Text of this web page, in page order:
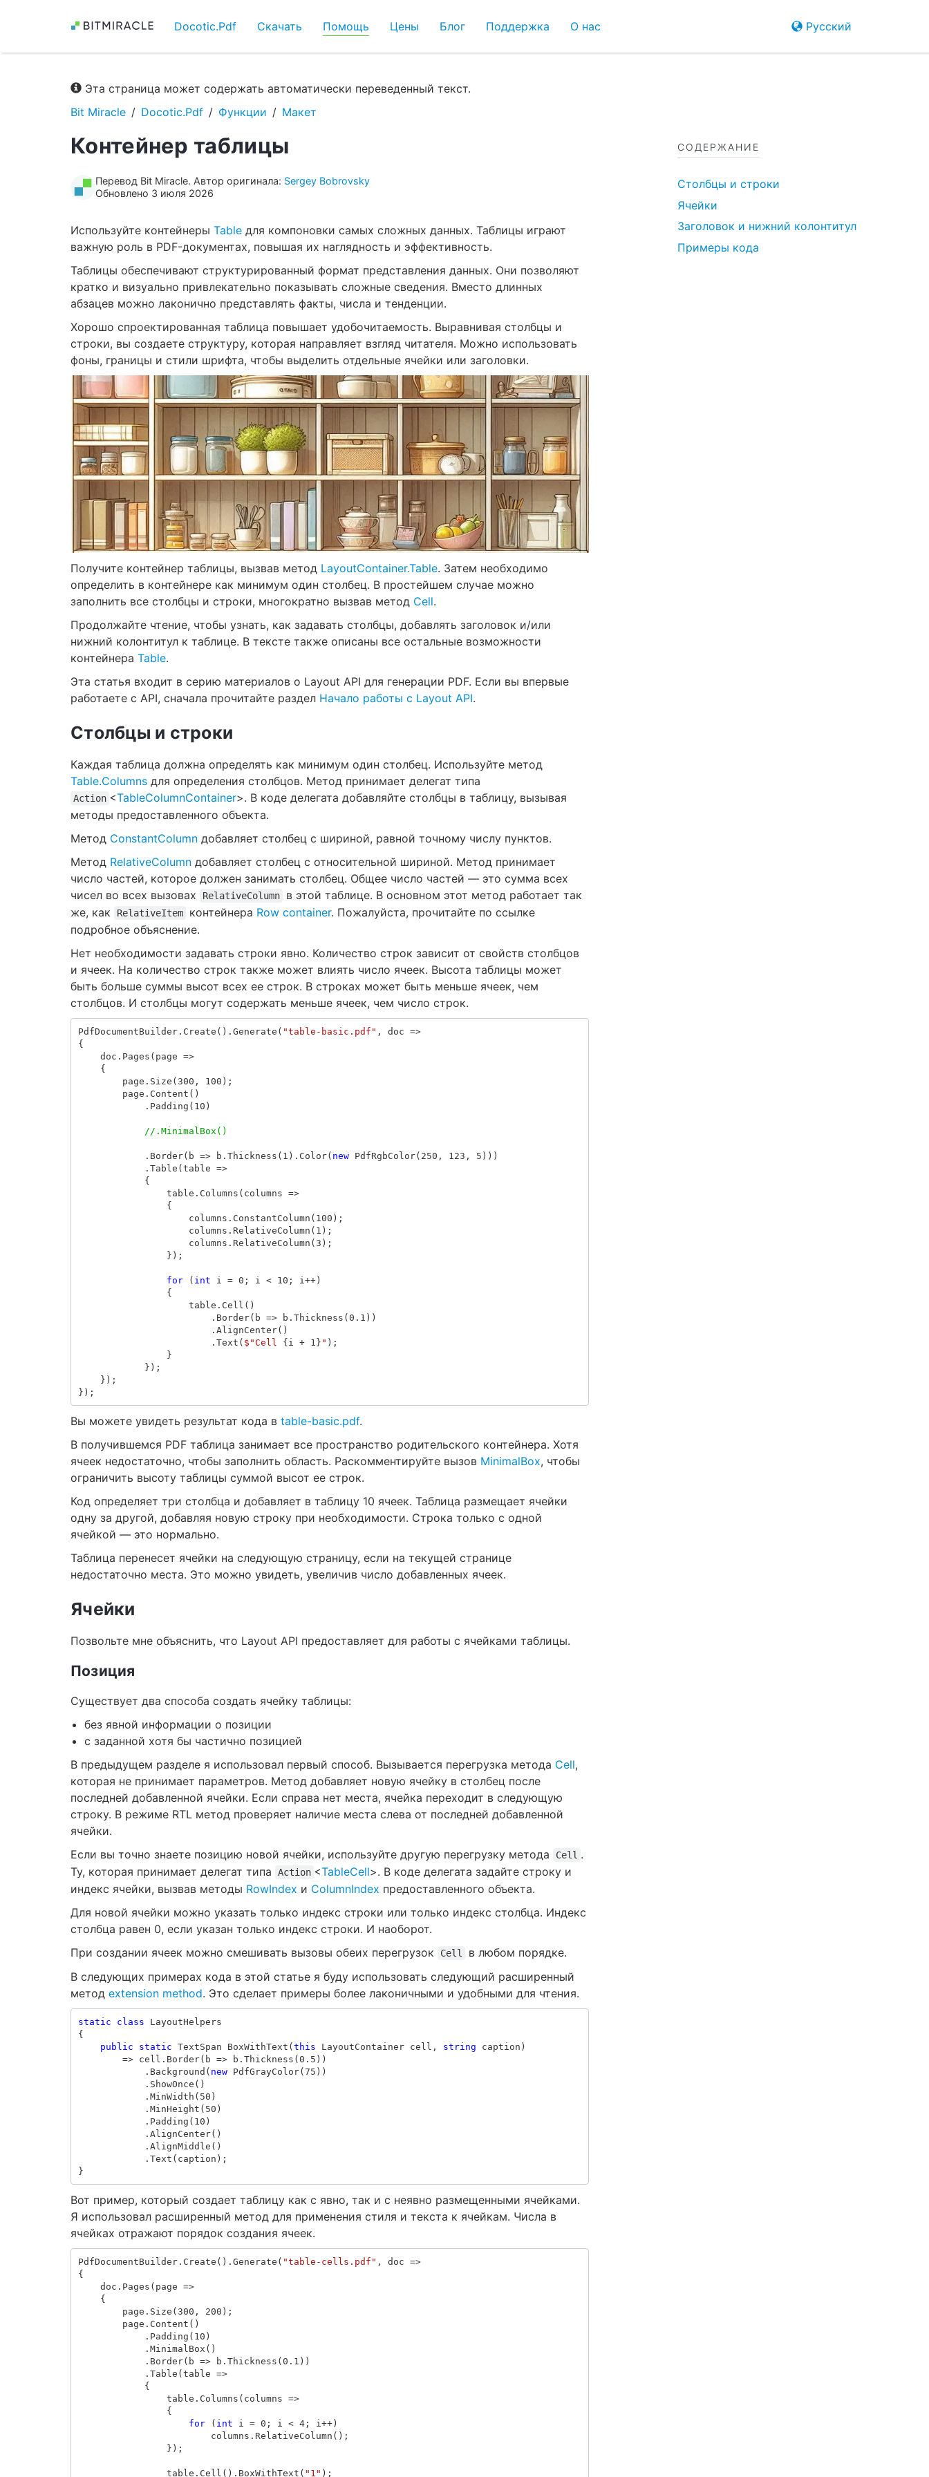
Русский
Docotic.Pdf Скачать Помощь Цены Блог Поддержка О нас
Эта страница может содержать автоматически переведенный текст.
Bit Miracle
Docotic.Pdf Функции Макет
Контейнер таблицы
Перевод Bit Miracle. Автор оригинала: Sergey Bobrovsky
Обновлено 3 июля 2026
Используйте контейнеры Table для компоновки самых сложных данных. Таблицы играют
важную роль в PDF-документах, повышая их наглядность и эффективность.
Таблицы обеспечивают структурированный формат представления данных. Они позволяют
кратко и визуально привлекательно показывать сложные сведения. Вместо длинных
абзацев можно лаконично представлять факты, числа и тенденции.
Хорошо спроектированная таблица повышает удобочитаемость. Выравнивая столбцы и
строки, вы создаете структуру, которая направляет взгляд читателя. Можно использовать
фоны, границы и стили шрифта, чтобы выделить отдельные ячейки или заголовки.
Получите контейнер таблицы, вызвав метод LayoutContainer.Table. Затем необходимо
определить в контейнере как минимум один столбец. В простейшем случае можно
заполнить все столбцы и строки, многократно вызвав метод Cell.
Продолжайте чтение, чтобы узнать, как задавать столбцы, добавлять заголовок и/или
нижний колонтитул к таблице. В тексте также описаны все остальные возможности
контейнера Table.
Эта статья входит в серию материалов о Layout API для генерации PDF. Если вы впервые
работаете с API, сначала прочитайте раздел Начало работы с Layout API.
Столбцы и строки
Каждая таблица должна определять как минимум один столбец. Используйте метод
Table.Columns для определения столбцов. Метод принимает делегат типа
Action <TableColumnContainer>. В коде делегата добавляйте столбцы в таблицу, вызывая
методы предоставленного объекта.
Метод ConstantColumn добавляет столбец с шириной, равной точному числу пунктов.
Метод RelativeColumn добавляет столбец с относительной шириной. Метод принимает
число частей, которое должен занимать столбец. Общее число частей — это сумма всех
чисел во всех вызовах
RelativeColumn
в этой таблице. В основном этот метод работает так
же, как
RelativeItem контейнера Row container. Пожалуйста, прочитайте по ссылке
подробное объяснение.
Нет необходимости задавать строки явно. Количество строк зависит от свойств столбцов
и ячеек. На количество строк также может влиять число ячеек. Высота таблицы может
быть больше суммы высот всех ее строк. В строках может быть меньше ячеек, чем
столбцов. И столбцы могут содержать меньше ячеек, чем число строк.
PdfDocumentBuilder. Create (). Generate ( "table-basic.pdf" , doc =>
{
doc . Pages ( page =>
{
page . Size (300 , 100 );
page . Content ()
. Padding ( 10 )
//.MinimalBox()
. Border( b => b . Thickness ( 1 ). Color( new PdfRgbColor( 250 , 123 , 5 )))
. Table (table =>
{
table . Columns ( columns =>
{
columns . ConstantColumn ( 100 );
columns . RelativeColumn ( 1 );
columns . RelativeColumn (3 );
});
for ( int i = 0 ; i < 10 ; i ++)
{
table . Cell ()
. Border( b => b . Thickness (0.1 ))
. AlignCenter()
. Text ( $"Cell {i + 1 } " );
}
});
});
});
Вы можете увидеть результат кода в table-basic.pdf.
В получившемся PDF таблица занимает все пространство родительского контейнера. Хотя
ячеек недостаточно, чтобы заполнить область. Раскомментируйте вызов MinimalBox, чтобы
ограничить высоту таблицы суммой высот ее строк.
Код определяет три столбца и добавляет в таблицу 10 ячеек. Таблица размещает ячейки
одну за другой, добавляя новую строку при необходимости. Строка только с одной
ячейкой — это нормально.
Таблица перенесет ячейки на следующую страницу, если на текущей странице
недостаточно места. Это можно увидеть, увеличив число добавленных ячеек.
Ячейки
Позвольте мне объяснить, что Layout API предоставляет для работы с ячейками таблицы.
Позиция
Существует два способа создать ячейку таблицы:
без явной информации о позиции
с заданной хотя бы частично позицией
В предыдущем разделе я использовал первый способ. Вызывается перегрузка метода Cell,
которая не принимает параметров. Метод добавляет новую ячейку в столбец после
последней добавленной ячейки. Если справа нет места, ячейка переходит в следующую
строку. В режиме RTL метод проверяет наличие места слева от последней добавленной
ячейки.
Если вы точно знаете позицию новой ячейки, используйте другую перегрузку метода
Cell .
Ту, которая принимает делегат типа
Action <TableCell>. В коде делегата задайте строку и
индекс ячейки, вызвав методы RowIndex и ColumnIndex предоставленного объекта.
Для новой ячейки можно указать только индекс строки или только индекс столбца. Индекс
столбца равен 0, если указан только индекс строки. И наоборот.
При создании ячеек можно смешивать вызовы обеих перегрузок
Cell
в любом порядке.
В следующих примерах кода в этой статье я буду использовать следующий расширенный
метод extension method. Это сделает примеры более лаконичными и удобными для чтения.
static class
LayoutHelpers
{
public
static TextSpan BoxWithText (this LayoutContainer cell , string caption )
=>
cell . Border( b => b . Thickness (0.5 ))
. Background ( new PdfGrayColor(75 ))
. ShowOnce ()
. MinWidth ( 50 )
. MinHeight ( 50 )
. Padding ( 10 )
. AlignCenter()
. AlignMiddle ()
. Text ( caption );
}
Вот пример, который создает таблицу как с явно, так и с неявно размещенными ячейками.
Я использовал расширенный метод для применения стиля и текста к ячейкам. Числа в
ячейках отражают порядок создания ячеек.
PdfDocumentBuilder. Create (). Generate ( "table-cells.pdf" , doc =>
{
doc . Pages ( page =>
{
page . Size (300 , 200 );
page . Content ()
. Padding ( 10 )
. MinimalBox ()
. Border( b => b . Thickness (0.1 ))
. Table (table =>
{
table . Columns ( columns =>
{
for
( int i = 0 ; i < 4; i ++)
columns . RelativeColumn ();
});
table . Cell (). BoxWithText ( "1" );
СОДЕРЖАНИЕ
Столбцы и строки
Ячейки
Заголовок и нижний колонтитул
Примеры кода